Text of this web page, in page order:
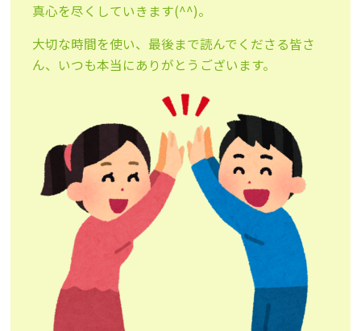
真心を尽くしていきます(^^)。
大切な時間を使い、最後まで読んでくださる皆さ
ん、いつも本当にありがとうございます。